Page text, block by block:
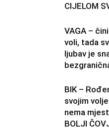
CIJELOM
VAGA –
voli, tada
ljubav je
BIK –
svojim
nema
BOLJI